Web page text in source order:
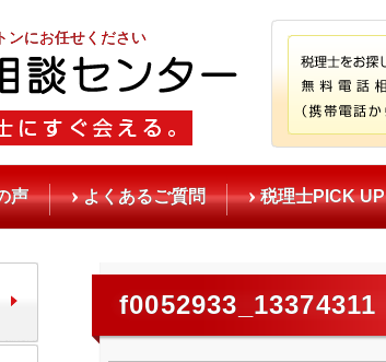
ンにお任せください
声 よくあるご質問 税理士PICK UP
f0052933_13374311